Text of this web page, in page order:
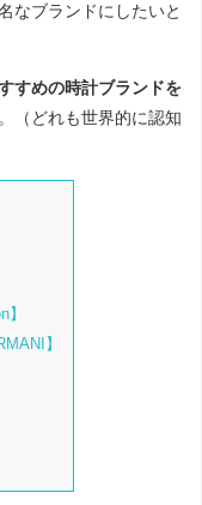
なブランドにしたいと
すめの時計ブランドを
（どれも世界的に認知
】